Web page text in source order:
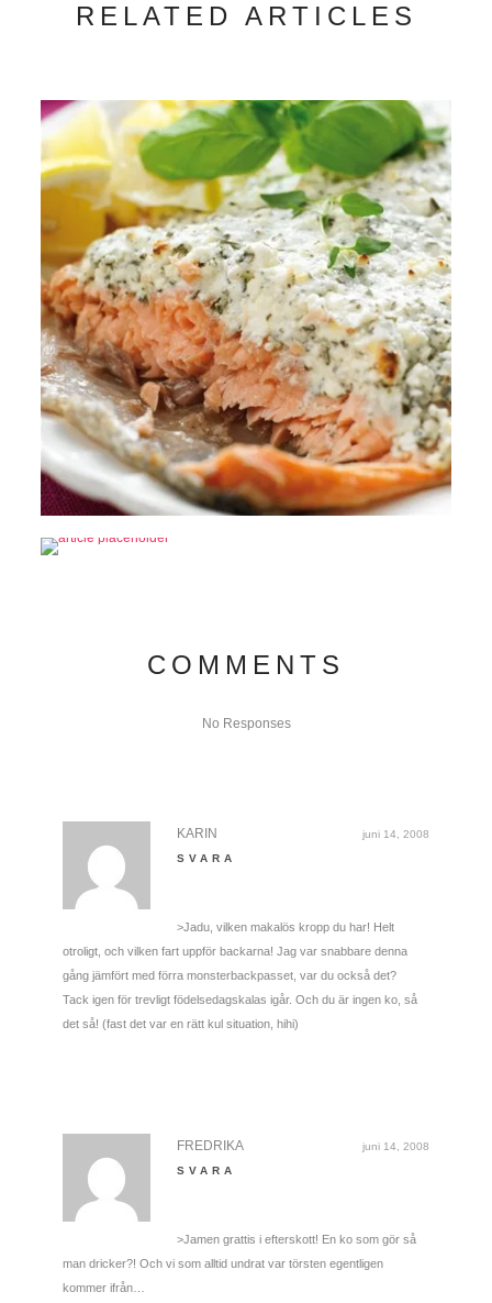
RELATED ARTICLES
COMMENTS
No Responses
juni 14, 2008
KARIN
SVARA
>Jadu, vilken makalös kropp du har! Helt
otroligt, och vilken fart uppför backarna! Jag var snabbare denna
gång jämfört med förra monsterbackpasset, var du också det?
Tack igen för trevligt födelsedagskalas igår. Och du är ingen ko, så
det så! (fast det var en rätt kul situation, hihi)
juni 14, 2008
FREDRIKA
SVARA
>Jamen grattis i efterskott! En ko som gör så
man dricker?! Och vi som alltid undrat var törsten egentligen
kommer ifrån…